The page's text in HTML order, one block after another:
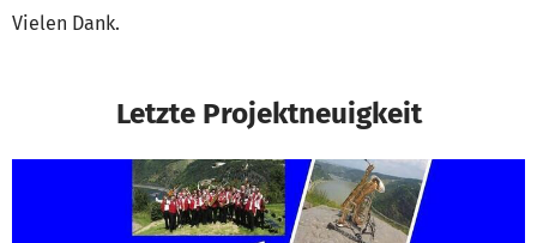
Vielen Dank.
Letzte Projektneuigkeit